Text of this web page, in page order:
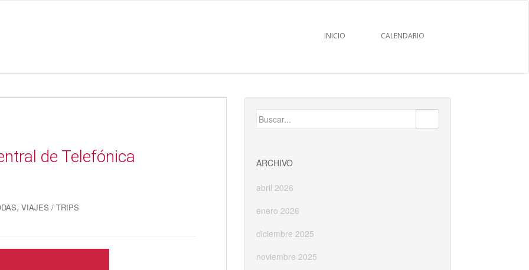
INICIO CALENDARIO
de Telefónica
, VIAJES / TRIPS
Buscar:
ARCHIVO
abril 2026
enero 2026
diciembre 2025
noviembre 2025